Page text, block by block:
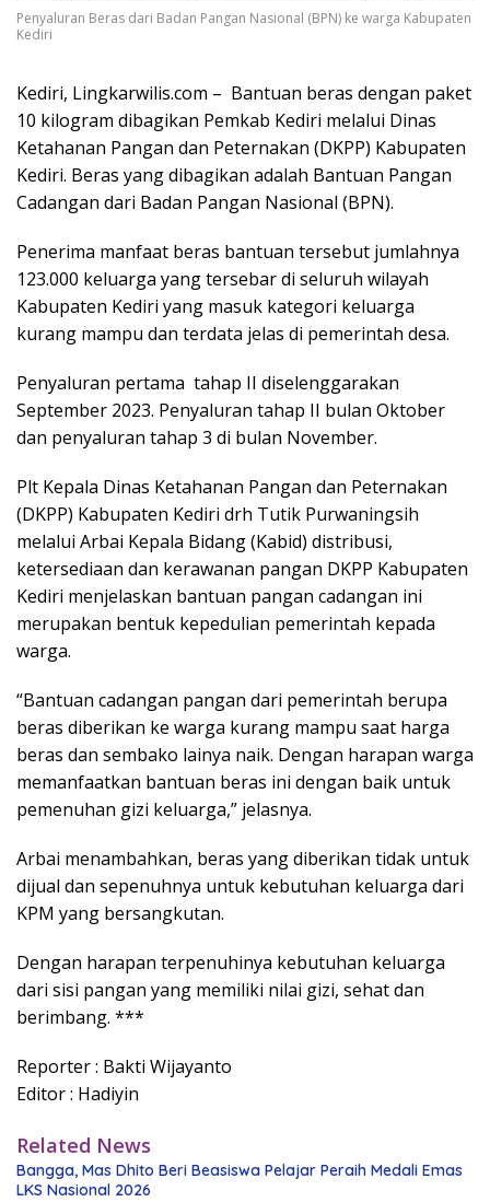
Penyaluran Beras dari Badan Pangan Nasional (BPN) ke warga Kabupaten
Kediri
Kediri, Lingkarwilis.com – Bantuan beras dengan paket
10 kilogram dibagikan Pemkab Kediri melalui Dinas
Ketahanan Pangan dan Peternakan (DKPP) Kabupaten
Kediri. Beras yang dibagikan adalah Bantuan Pangan
Cadangan dari Badan Pangan Nasional (BPN).
Penerima manfaat beras bantuan tersebut jumlahnya
123.000 keluarga yang tersebar di seluruh wilayah
Kabupaten Kediri yang masuk kategori keluarga
kurang mampu dan terdata jelas di pemerintah desa.
Penyaluran pertama tahap II diselenggarakan
September 2023. Penyaluran tahap II bulan Oktober
dan penyaluran tahap 3 di bulan November.
Plt Kepala Dinas Ketahanan Pangan dan Peternakan
(DKPP) Kabupaten Kediri drh Tutik Purwaningsih
melalui Arbai Kepala Bidang (Kabid) distribusi,
ketersediaan dan kerawanan pangan DKPP Kabupaten
Kediri menjelaskan bantuan pangan cadangan ini
merupakan bentuk kepedulian pemerintah kepada
warga.
“Bantuan cadangan pangan dari pemerintah berupa
beras diberikan ke warga kurang mampu saat harga
beras dan sembako lainya naik. Dengan harapan warga
memanfaatkan bantuan beras ini dengan baik untuk
pemenuhan gizi keluarga,” jelasnya.
Arbai menambahkan, beras yang diberikan tidak untuk
dijual dan sepenuhnya untuk kebutuhan keluarga dari
KPM yang bersangkutan.
Dengan harapan terpenuhinya kebutuhan keluarga
dari sisi pangan yang memiliki nilai gizi, sehat dan
berimbang. ***
Reporter : Bakti Wijayanto
Editor : Hadiyin
Related News
Bangga, Mas Dhito Beri Beasiswa Pelajar Peraih Medali Emas
LKS Nasional 2026